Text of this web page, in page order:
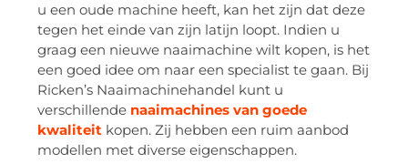
u een oude machine heeft, kan het zijn dat deze
tegen het einde van zijn latijn loopt. Indien u
graag een nieuwe naaimachine wilt kopen, is het
een goed idee om naar een specialist te gaan. Bij
Ricken’s Naaimachinehandel kunt u
verschillende naaimachines van goede
kwaliteit kopen. Zij hebben een ruim aanbod
modellen met diverse eigenschappen.